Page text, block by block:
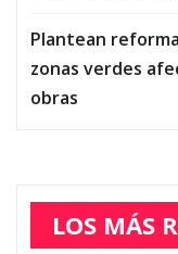
Plantean
zonas verdes
obras
LOS MÁS